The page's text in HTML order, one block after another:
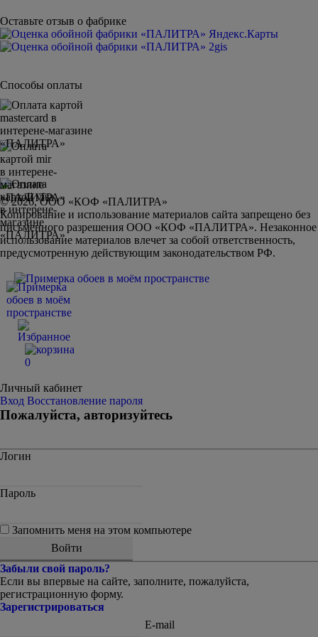
Оставьте отзыв о фабрике
Способы оплаты
© 2026, ООО «КОФ «ПАЛИТРА»
Копирование и использование материалов сайта запрещено без
письменного разрешения ООО «КОФ «ПАЛИТРА». Незаконное
использование материалов влечет за собой ответственность,
предусмотренную действующим законодательством РФ.
0
Личный кабинет
Вход Восстановление пароля
Пожалуйста, авторизуйтесь
Логин
Пароль
Запомнить меня на этом компьютере
Забыли свой пароль?
Если вы впервые на сайте, заполните, пожалуйста,
регистрационную форму.
Зарегистрироваться
E-mail